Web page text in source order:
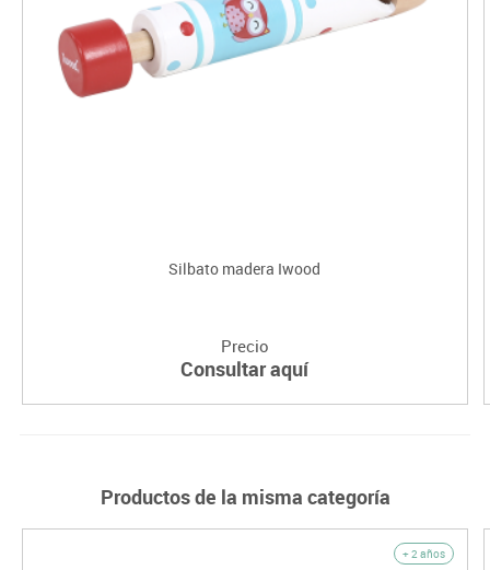
Silbato madera Iwood
Precio
Consultar aquí
Productos de la misma categoría
+ 2 años